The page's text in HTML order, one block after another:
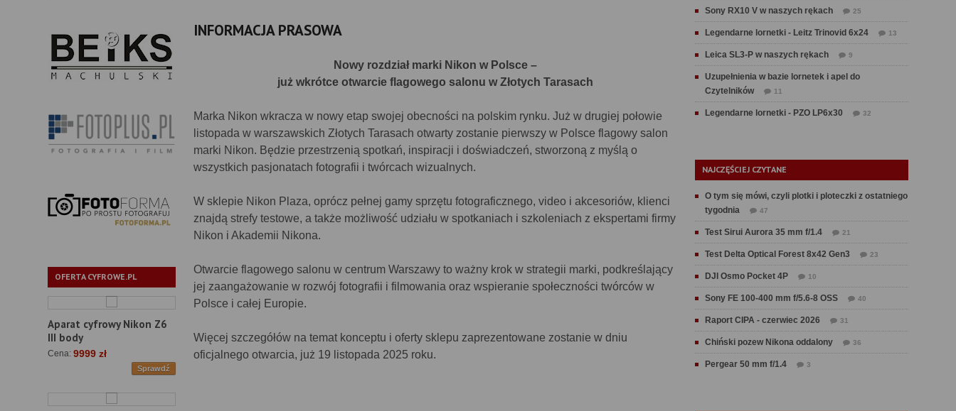
OFERTA CYFROWE.PL
Aparat cyfrowy Nikon Z6
III body
Cena: 9999 zł
Sprawdź
INFORMACJA PRASOWA
Nowy rozdział marki Nikon w Polsce –
już wkrótce otwarcie flagowego salonu w Złotych Tarasach
Marka Nikon wkracza w nowy etap swojej obecności na polskim rynku. Już w drugiej połowie
listopada w warszawskich Złotych Tarasach otwarty zostanie pierwszy w Polsce flagowy salon
marki Nikon. Będzie przestrzenią spotkań, inspiracji i doświadczeń, stworzoną z myślą o
wszystkich pasjonatach fotografii i twórcach wizualnych.
W sklepie Nikon Plaza, oprócz pełnej gamy sprzętu fotograficznego, video i akcesoriów, klienci
znajdą strefy testowe, a także możliwość udziału w spotkaniach i szkoleniach z ekspertami firmy
Nikon i Akademii Nikona.
Otwarcie flagowego salonu w centrum Warszawy to ważny krok w strategii marki, podkreślający
jej zaangażowanie w rozwój fotografii i filmowania oraz wspieranie społeczności twórców w
Polsce i całej Europie.
Więcej szczegółów na temat konceptu i oferty sklepu zaprezentowane zostanie w dniu
oficjalnego otwarcia, już 19 listopada 2025 roku.
Sony RX10 V w naszych rękach 25
Legendarne lornetki - Leitz Trinovid 6x24 13
Leica SL3-P w naszych rękach 9
Uzupełnienia w bazie lornetek i apel do
Czytelników
11
Legendarne lornetki - PZO LP6x30 32
NAJCZĘŚCIEJ CZYTANE
O tym się mówi, czyli plotki i ploteczki z ostatniego
tygodnia
47
Test Sirui Aurora 35 mm f/1.4 21
Test Delta Optical Forest 8x42 Gen3 23
DJI Osmo Pocket 4P 10
Sony FE 100-400 mm f/5.6-8 OSS 40
Raport CIPA - czerwiec 2026 31
Chiński pozew Nikona oddalony 36
Pergear 50 mm f/1.4 3